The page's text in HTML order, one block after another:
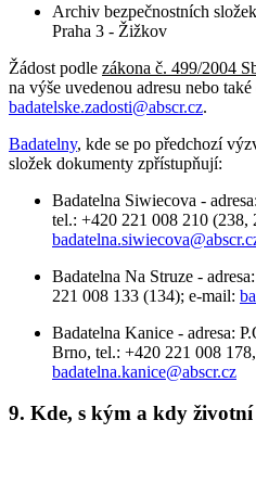
Archiv bezpečnostních
Praha 3 - Žižkov
Žádost podle zákona č. 499/2004
na výše uvedenou adresu nebo
badatelske.zadosti@abscr.cz.
Badatelny, kde se po předchozí
složek dokumenty zpřístupňují:
Badatelna Siwiecova -
tel.: +420 221 008 210 (238,
Badatelna Na Struze -
221 008 133 (134); e-mail:
Badatelna Kanice - adresa:
Brno, tel.: +420 221 008
badatelna.kanice@abscr.cz
9. Kde, s kým a kdy životní